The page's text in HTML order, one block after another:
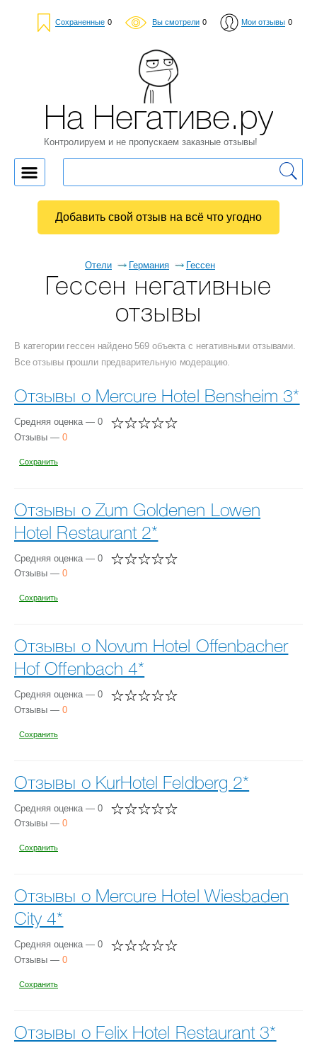
Сохраненные 0 Вы смотрели 0 Мои отзывы 0
Отели Германия Гессен
Гессен негативные
отзывы
В категории гессен найдено 569 объекта с негативными отзывами.
Все отзывы прошли предварительную модерацию.
Отзывы о Mercure Hotel Bensheim 3*
Средняя оценка — 0
Отзывы — 0
Сохранить
Отзывы о Zum Goldenen Lowen
Hotel Restaurant 2*
Средняя оценка — 0
Отзывы — 0
Сохранить
Отзывы о Novum Hotel Offenbacher
Hof Offenbach 4*
Средняя оценка — 0
Отзывы — 0
Сохранить
Отзывы о KurHotel Feldberg 2*
Средняя оценка — 0
Отзывы — 0
Сохранить
Отзывы о Mercure Hotel Wiesbaden
City 4*
Средняя оценка — 0
Отзывы — 0
Сохранить
Отзывы о Felix Hotel Restaurant 3*
На Негативе.ру
Контролируем и не пропускаем заказные отзывы!
Добавить свой отзыв на всё что угодно